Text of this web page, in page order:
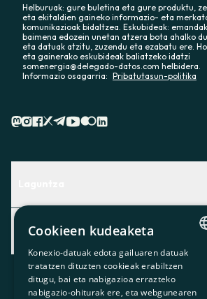
Helburuak: gure buletina eta gure produktu,
eta ekitaldien gaineko informazio- eta
komunikazioak bidaltzea. Eskubideak:
baimena edozein unetan atzera bota ahalko
eta datuak atzitu, zuzendu eta ezabatu ere.
eta gainerako eskubideak baliatzeko idatzi
somenergia@delegado-datos.com helbidera.
Informazio osagarria: Pribatutasun-politika
Centro de Ayuda
Aurkitu zerbitzurik egokiena zuretzat
Contacto
Albisteak
Albisteak
Bazkideen txokoa
CATALAN
SPANISH
Cookieen kudeaketa
Konexio-datuak edota gailuaren datuak
tratatzen dituzten cookieak erabiltzen
ditugu, bai eta nabigazioa errazteko
nabigazio-ohiturak ere, eta webgunearen